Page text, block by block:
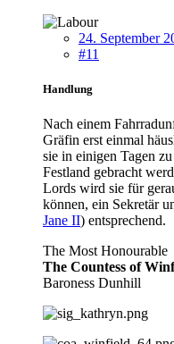
24. September
#11
Handlung
Nach einem
Gräfin erst einmal
sie in einigen Tagen
Festland gebracht
Lords wird sie für
können, ein Sekretär
Jane II) entsprechend.
The Most Honourable
The Countess of
Baroness Dunhill